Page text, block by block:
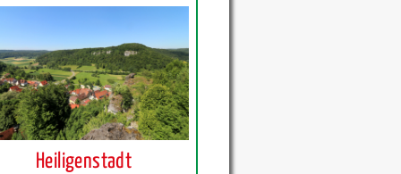
Heiligenstadt